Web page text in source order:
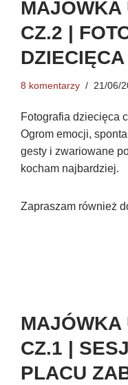
MAJÓWKA
CZ.2 |
DZIECIĘCA
8 komentarzy 21/06/
Fotografia dziecięca
Ogrom emocji,
gesty i zwariowane
kocham najbardziej.
Zapraszam również
MAJÓWKA
CZ.1 |
PLACU